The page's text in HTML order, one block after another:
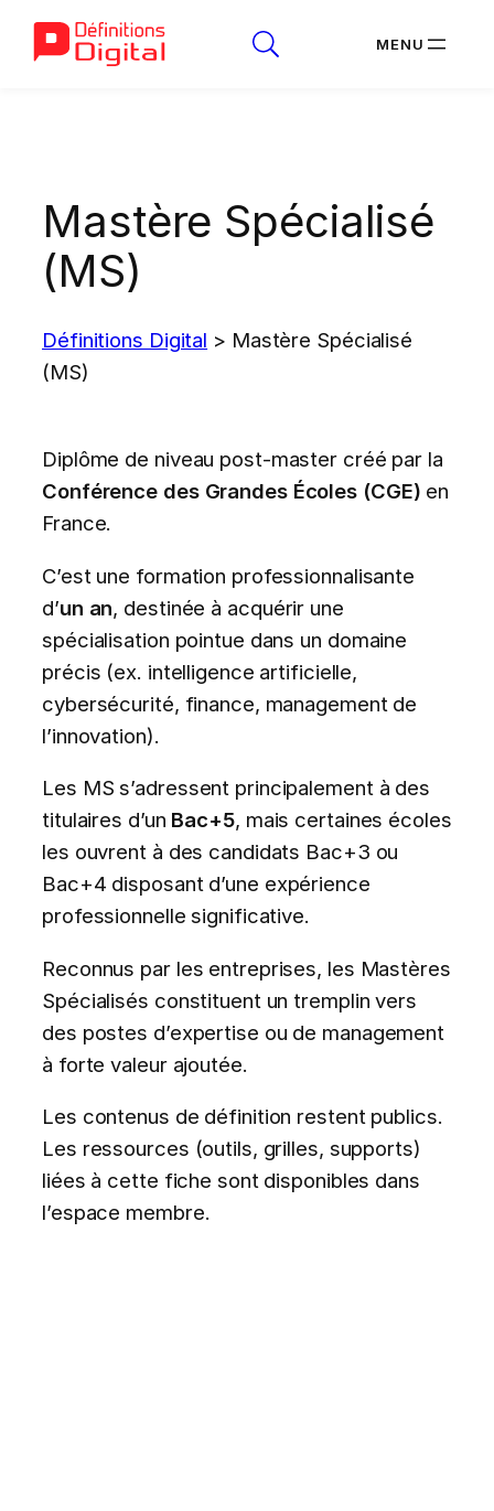
Mastère Spécialisé
(MS)
Définitions Digital > Mastère Spécialisé
(MS)
Diplôme de niveau post-master créé par la
Conférence des Grandes Écoles (CGE) en
France.
C’est une formation professionnalisante
d’un an, destinée à acquérir une
spécialisation pointue dans un domaine
précis (ex. intelligence artificielle,
cybersécurité, finance, management de
l’innovation).
Les MS s’adressent principalement à des
titulaires d’un Bac+5, mais certaines écoles
les ouvrent à des candidats Bac+3 ou
Bac+4 disposant d’une expérience
professionnelle significative.
Reconnus par les entreprises, les Mastères
Spécialisés constituent un tremplin vers
des postes d’expertise ou de management
à forte valeur ajoutée.
Les contenus de définition restent publics.
Les ressources (outils, grilles, supports)
liées à cette fiche sont disponibles dans
l’espace membre.